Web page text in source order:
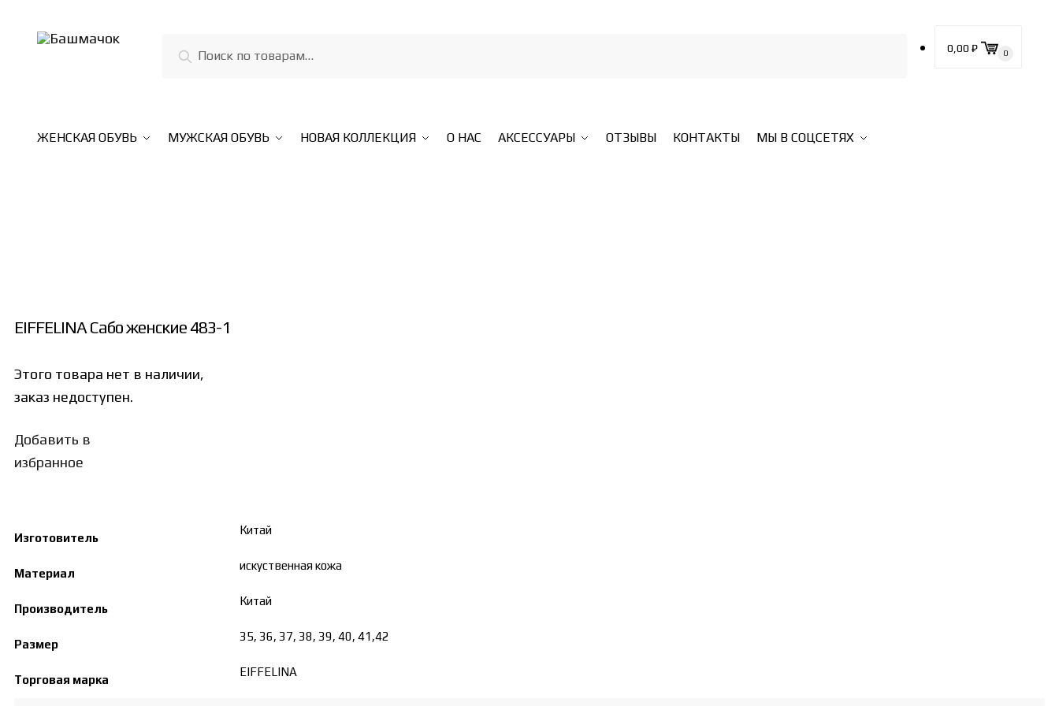
Поиск 0,00 ₽ 0
ЖЕНСКАЯ ОБУВЬ МУЖСКАЯ ОБУВЬ НОВАЯ КОЛЛЕКЦИЯ О НАС АКСЕССУАРЫ ОТЗЫВЫ КОНТАКТЫ МЫ В СОЦСЕТЯХ
EIFFELINA Сабо женские 483-1
Этого товара нет в наличии,
заказ недоступен.
Добавить в
избранное
Изготовитель
Китай
Материал
искуственная кожа
Производитель
Китай
Размер
35, 36, 37, 38, 39, 40, 41,42
Торговая марка
EIFFELINA